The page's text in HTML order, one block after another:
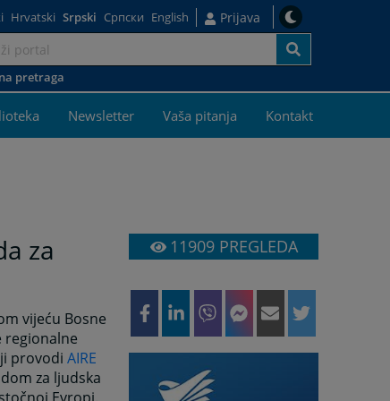
Hrvatski Srpski Српски English Prijava
pretraga
Newsletter Vaša pitanja Kontakt
za
vijeću Bosne
regionalne
provodi AIRE
za ljudska
11909PREGLEDA